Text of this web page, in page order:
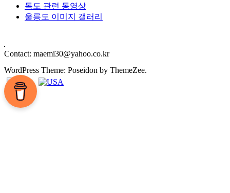
독도 관련 동영상
울릉도 이미지 갤러리
Contact: maemi30@yahoo.co.kr
WordPress Theme: Poseidon by ThemeZee.